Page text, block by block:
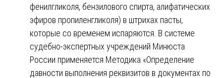
фенилгликоля, бензилового спирта, алифатических
эфиров пропиленгликоля) в штрихах пасты,
которые со временем испаряются. В системе
судебно-экспертных учреждений Минюста
России применяется Методика «Определение
давности выполнения реквизитов в документах по